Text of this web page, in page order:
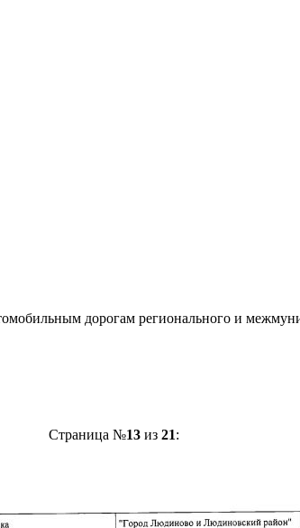
дорогам регионального и
Страница №13из 21: